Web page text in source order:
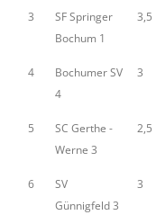
3
SF Springer
Bochum 1
3,5
4
Bochumer SV
4
3
5
SC Gerthe -
Werne 3
2,5
6
SV
Günnigfeld 3
3